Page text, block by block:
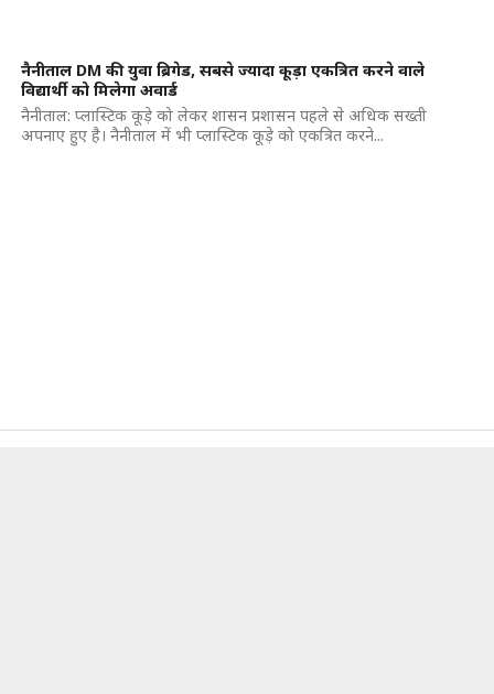
नैनीताल DM की युवा ब्रिगेड, सबसे ज्यादा कूड़ा एकत्रित करने वाले
विद्यार्थी को मिलेगा अवार्ड
नैनीताल: प्लास्टिक कूड़े को लेकर शासन प्रशासन पहले से अधिक सख्ती
अपनाए हुए है। नैनीताल में भी प्लास्टिक कूड़े को एकत्रित करने...